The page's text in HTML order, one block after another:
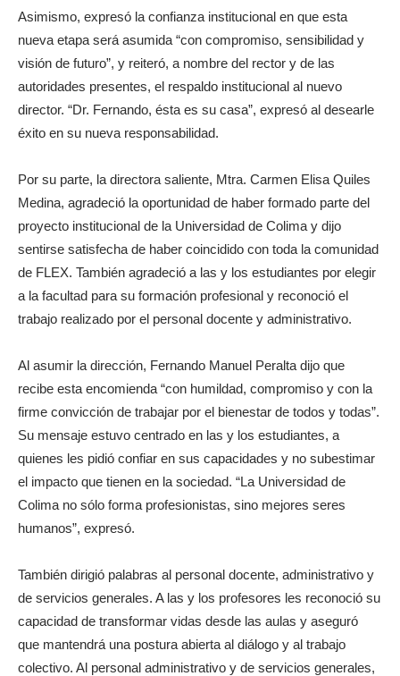
Asimismo, expresó la confianza institucional en que esta
nueva etapa será asumida “con compromiso, sensibilidad y
visión de futuro”, y reiteró, a nombre del rector y de las
autoridades presentes, el respaldo institucional al nuevo
director. “Dr. Fernando, ésta es su casa”, expresó al desearle
éxito en su nueva responsabilidad.
Por su parte, la directora saliente, Mtra. Carmen Elisa Quiles
Medina, agradeció la oportunidad de haber formado parte del
proyecto institucional de la Universidad de Colima y dijo
sentirse satisfecha de haber coincidido con toda la comunidad
de FLEX. También agradeció a las y los estudiantes por elegir
a la facultad para su formación profesional y reconoció el
trabajo realizado por el personal docente y administrativo.
Al asumir la dirección, Fernando Manuel Peralta dijo que
recibe esta encomienda “con humildad, compromiso y con la
firme convicción de trabajar por el bienestar de todos y todas”.
Su mensaje estuvo centrado en las y los estudiantes, a
quienes les pidió confiar en sus capacidades y no subestimar
el impacto que tienen en la sociedad. “La Universidad de
Colima no sólo forma profesionistas, sino mejores seres
humanos”, expresó.
También dirigió palabras al personal docente, administrativo y
de servicios generales. A las y los profesores les reconoció su
capacidad de transformar vidas desde las aulas y aseguró
que mantendrá una postura abierta al diálogo y al trabajo
colectivo. Al personal administrativo y de servicios generales,